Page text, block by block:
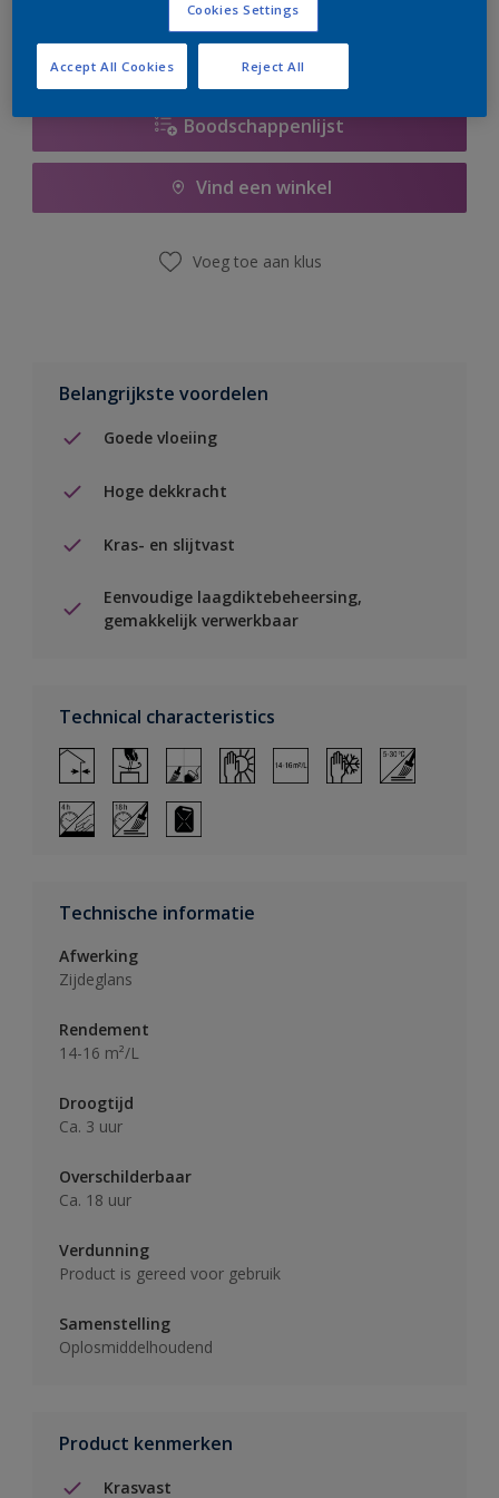
Boodschappenlijst
Vind een winkel
Voeg toe aan klus
Belangrijkste voordelen
Goede vloeiing
Hoge dekkracht
Kras- en slijtvast
Eenvoudige laagdiktebeheersing,
gemakkelijk verwerkbaar
Technical characteristics
Technische informatie
Afwerking
Zijdeglans
Rendement
14-16 m²/L
Droogtijd
Ca. 3 uur
Overschilderbaar
Ca. 18 uur
Verdunning
Product is gereed voor gebruik
Samenstelling
Oplosmiddelhoudend
Product kenmerken
Krasvast
Cookies Settings
Reject All
Accept All Cookies